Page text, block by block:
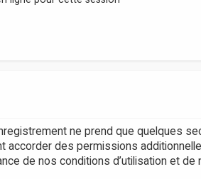
ne prend que quelques
accorder des permissions
de nos conditions d’utilisation et de